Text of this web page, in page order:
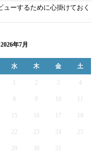
ューするために心掛けておく
2026年7月
水 木 金 土
2 3 4
9
15 16 17
22 23 24 25
29 30 31